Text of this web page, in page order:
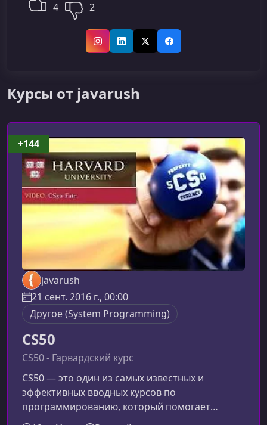
4 2
InstagramLinkedInX (Twitter)Facebook
Курсы от javarush
javarush
21 сент. 2016 г., 00:00
Другое (System Programming)
CS50
CS50 - Гарвардский курс
CS50 — это один из самых известных и
эффективных вводных курсов по
программированию, который помогает
новичкам и практикам разобраться в
+144